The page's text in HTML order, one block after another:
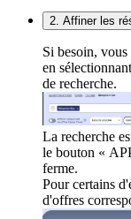
2. Affiner les
Si besoin,
en
de recherche.
La recherche
le bouton «
ferme.
Pour certains
d'offres